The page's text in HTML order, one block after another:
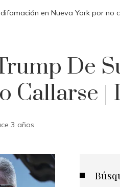
en Nueva York por no
De
Callarse
3 años